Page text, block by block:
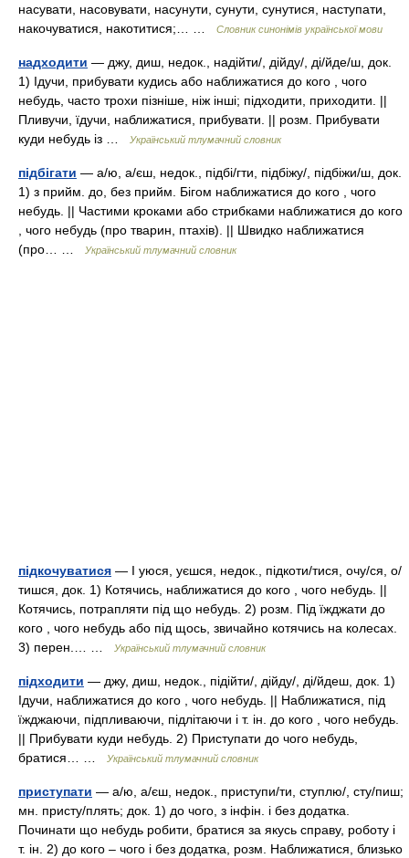
насувати, насовувати, насунути, сунути, сунутися, наступати,
накочуватися, накотитися;… …
Словник синонімів української мови
надходити — джу, диш, недок., надійти/, дійду/, ді/йде/ш, док.
1) Ідучи, прибувати кудись або наближатися до кого , чого
небудь, часто трохи пізніше, ніж інші; підходити, приходити. ||
Пливучи, їдучи, наближатися, прибувати. || розм. Прибувати
куди небудь із …
Український тлумачний словник
підбігати — а/ю, а/єш, недок., підбі/гти, підбіжу/, підбіжи/ш, док.
1) з прийм. до, без прийм. Бігом наближатися до кого , чого
небудь. || Частими кроками або стрибками наближатися до кого
, чого небудь (про тварин, птахів). || Швидко наближатися
(про… …
Український тлумачний словник
підкочуватися — I уюся, уєшся, недок., підкоти/тися, очу/ся, о/
тишся, док. 1) Котячись, наближатися до кого , чого небудь. ||
Котячись, потрапляти під що небудь. 2) розм. Під їжджати до
кого , чого небудь або під щось, звичайно котячись на колесах.
3) перен.… …
Український тлумачний словник
підходити — джу, диш, недок., підійти/, дійду/, ді/йдеш, док. 1)
Ідучи, наближатися до кого , чого небудь. || Наближатися, під
їжджаючи, підпливаючи, підлітаючи і т. ін. до кого , чого небудь.
|| Прибувати куди небудь. 2) Приступати до чого небудь,
братися… …
Український тлумачний словник
приступати — а/ю, а/єш, недок., приступи/ти, ступлю/, сту/пиш;
мн. присту/плять; док. 1) до чого, з інфін. і без додатка.
Починати що небудь робити, братися за якусь справу, роботу і
т. ін. 2) до кого – чого і без додатка, розм. Наближатися, близько